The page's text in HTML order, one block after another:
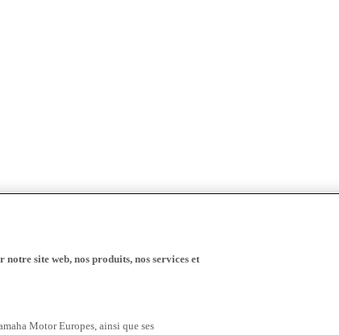
site web, nos produits, nos services et
Motor Europes, ainsi que ses